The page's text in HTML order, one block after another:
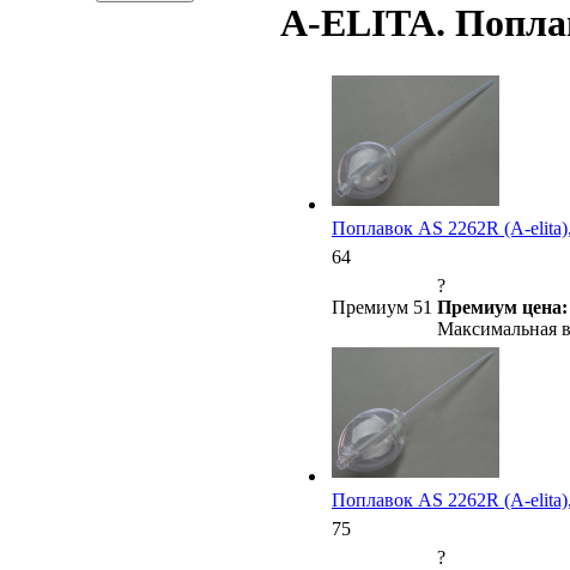
A-ELITA.
Поплавок AS 2262R (A-
64
Премиум 51
?
Премиум цена:
Максимальная
Поплавок AS 2262R (A-
75
?